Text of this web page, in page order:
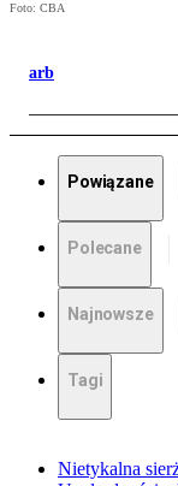
Foto: CBA
arb
Powiązane
Polecane
Najnowsze
Tagi
Nietykalna